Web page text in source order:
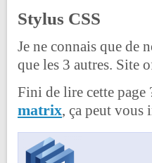
Stylus CSS
Je ne connais que de
que les 3 autres. Site
Fini de lire cette
matrix, ça peut vous